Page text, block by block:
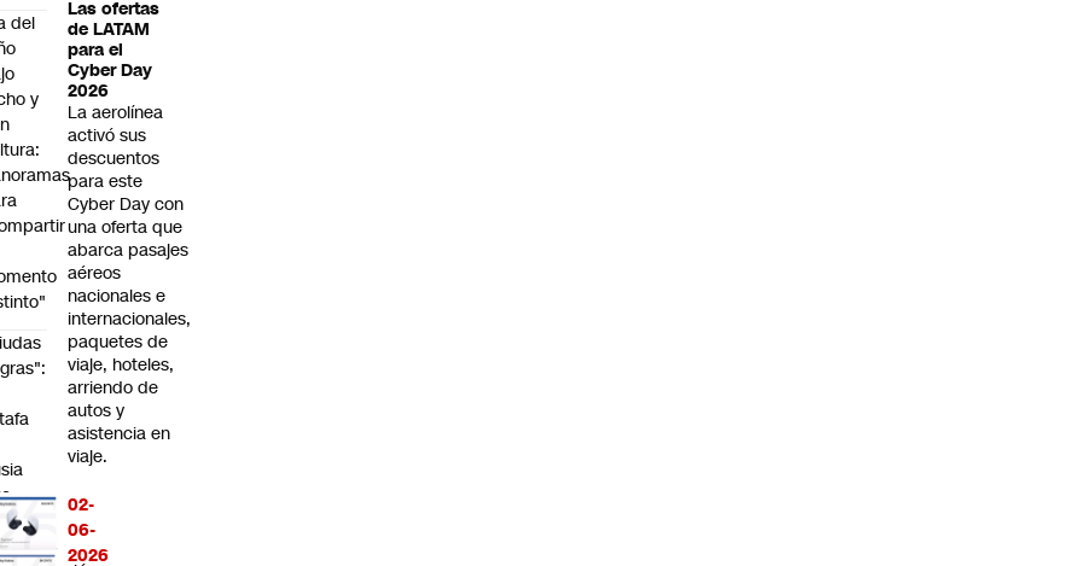
Las ofertas
de LATAM
para el
Cyber Day
2026
La aerolínea
activó sus
descuentos
para este
Cyber Day con
una oferta que
abarca pasajes
aéreos
nacionales e
internacionales,
paquetes de
viaje, hoteles,
arriendo de
autos y
asistencia en
viaje.
02-
06-
2026
del
y